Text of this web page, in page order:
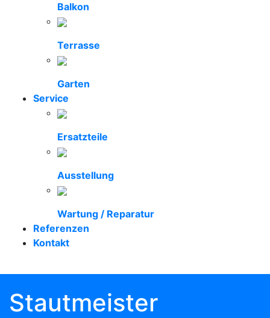
Balkon
Terrasse
Garten
Service
Ersatzteile
Ausstellung
Wartung / Reparatur
Referenzen
Kontakt
Stautmeister